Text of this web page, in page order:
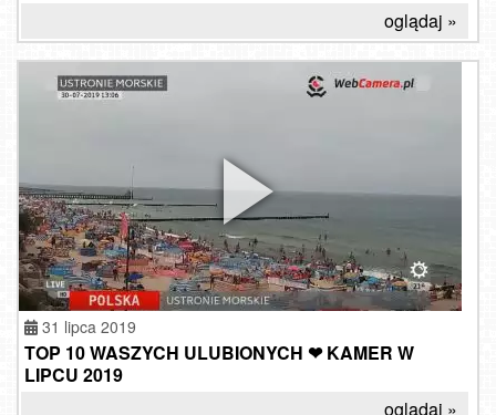
oglądaj »
31 lipca 2019
TOP 10 WASZYCH ULUBIONYCH ❤ KAMER W
LIPCU 2019
oglądaj »
TOP
10
plaż
Europy